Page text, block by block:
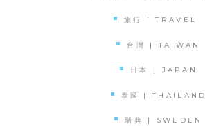
旅行 | TRAVEL
台灣 | TAIWAN
日本 | JAPAN
泰國 | THAILAND
瑞典 | SWEDEN